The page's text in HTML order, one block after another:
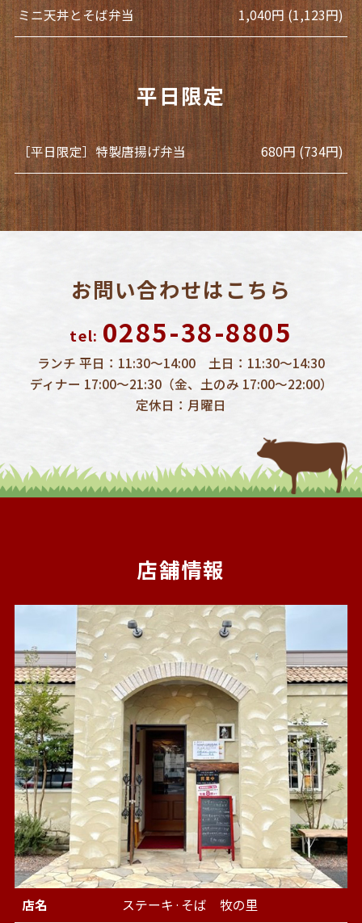
ミニ天丼とそば弁当 1,040円 (1,123円)
平日限定
［平日限定］特製唐揚げ弁当 680円 (734円)
お問い合わせはこちら
0285-38-8805
ランチ 平日：11:30～14:00 土日：11:30～14:30
ディナー 17:00～21:30（金、土のみ 17:00～22:00）
定休日：月曜日
店舗情報
店名
ステーキ·そば 牧の里